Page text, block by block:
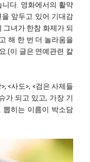
다. 영화에서의 활약
앞두고 있어 기대감
그녀가 한참 화제가 되
해 한 번 더 놀라움을
.(이 글은 연예관련 칼
<사도>, <검은 사제들
가 되고 있고, 가장 기
뽑히는 이름이 박소담